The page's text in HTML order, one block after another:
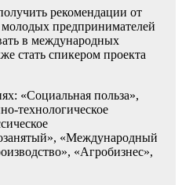
рекомендации от
предпринимателей
в международных
стать спикером проекта
«Социальная польза»,
технологическое
«Международный
«Агробизнес»,